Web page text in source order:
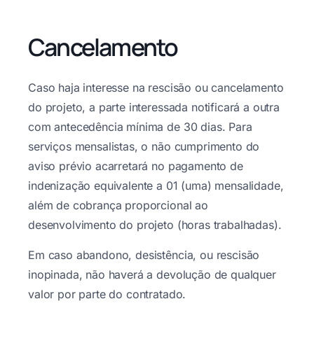
Cancelamento
Caso haja interesse na rescisão ou cancelamento
do projeto, a parte interessada notificará a outra
com antecedência mínima de 30 dias. Para
serviços mensalistas, o não cumprimento do
aviso prévio acarretará no pagamento de
indenização equivalente a 01 (uma) mensalidade,
além de cobrança proporcional ao
desenvolvimento do projeto (horas trabalhadas).
Em caso abandono, desistência, ou rescisão
inopinada, não haverá a devolução de qualquer
valor por parte do contratado.